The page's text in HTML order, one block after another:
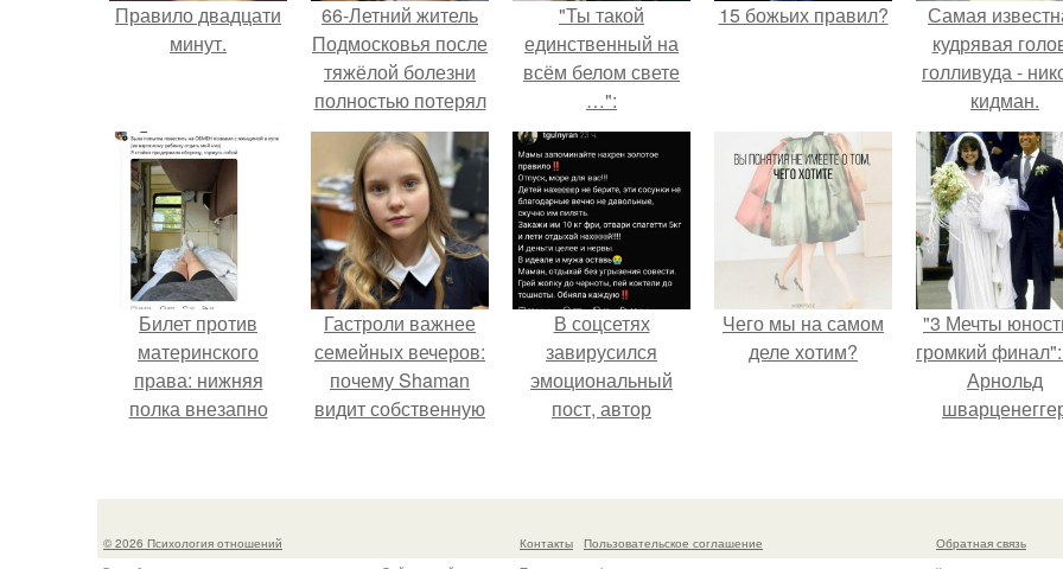
Правило двадцати
минут.
66-Летний житель
Подмосковья после
тяжёлой болезни
полностью потерял
потенцию, но
решил
восстановить
интимную жизнь с
молодой супругой,
пишут СМИ.
"Ты такой
единственный на
всём белом свете
…":
15 божьих правил?
Самая
кудрявая
голливуда -
кидман.
Билет против
материнского
права: нижняя
полка внезапно
Гастроли важнее
семейных вечеров:
почему Shaman
видит собственную
вживую.
В соцсетях
завирусился
эмоциональный
пост, автор
без детей и не
чувство вины.
Чего мы на самом
деле хотим?
"3 Мечты
громкий финал":
Арнольд
Кеннеди.
© 2026 Психология отношений Контакты
Пользовательское соглашение
Обратная связь